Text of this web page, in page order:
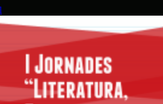
Territori
23 i 24 d'abril